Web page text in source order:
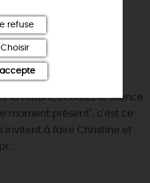
DE LA TOUANNE
la nature, écoutez le silence
moment présent", c'est ce
invitent à faire Christine et
refuse
Choisir